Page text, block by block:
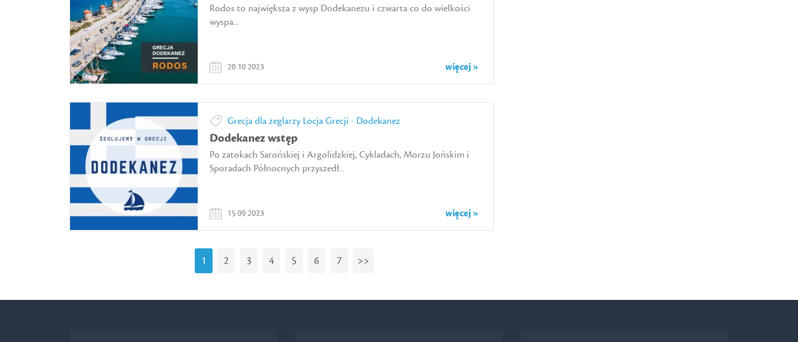
Rodos to największa z wysp Dodekanezu i czwarta co do wielkości
wyspa...
więcej »
20 10 2023
Grecja dla żeglarzy Locja Grecji - Dodekanez
Dodekanez wstęp
Po zatokach Sarońskiej i Argolidzkiej, Cykladach, Morzu Jońskim i
Sporadach Północnych przyszedł...
więcej »
15 09 2023
1 2 3 4 5 6 7 >>